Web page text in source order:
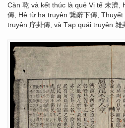
Càn 乾 và kết thúc là quẻ Vị tế 未濟,
傳, Hệ từ hạ truyện 繋辭下傳,
truyện 序卦傳, và Tạp quái truyện 雜